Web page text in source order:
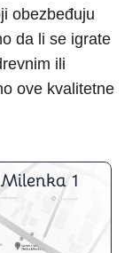
obezbeđuju
da li se igrate
ili
ove kvalitetne
1